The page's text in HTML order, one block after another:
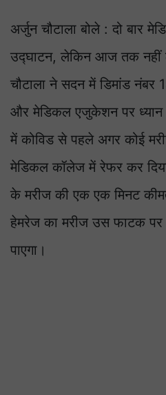
अर्जुन चौटाला बोले : दो बार
उद्घाटन, लेकिन आज तक नहीं
चौटाला ने सदन में डिमांड
और मेडिकल एजुकेशन पर ध्यान
में कोविड से पहले अगर कोई
मेडिकल कॉलेज में रेफर कर
के मरीज की एक एक मिनट
हेमरेज का मरीज उस फाटक पर
पाएगा।